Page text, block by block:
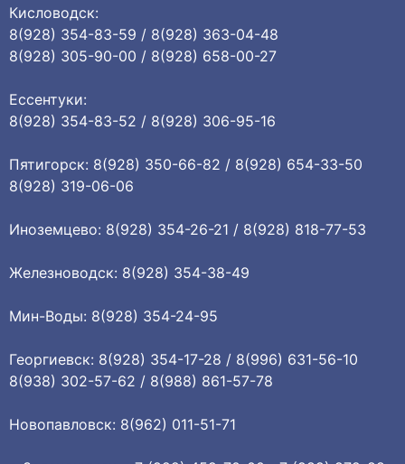
Кисловодск:
8(928) 354-83-59 / 8(928) 363-04-48
8(928) 305-90-00 / 8(928) 658-00-27
Ессентуки:
8(928) 354-83-52 / 8(928) 306-95-16
Пятигорск: 8(928) 350-66-82 / 8(928) 654-33-50
8(928) 319-06-06
Иноземцево: 8(928) 354-26-21 / 8(928) 818-77-53
Железноводск: 8(928) 354-38-49
Мин-Воды: 8(928) 354-24-95
Георгиевск: 8(928) 354-17-28 / 8(996) 631-56-10
8(938) 302-57-62 / 8(988) 861-57-78
Новопавловск: 8(962) 011-51-71